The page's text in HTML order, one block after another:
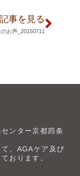
事を見る
お声_20150711
ンター京都四条
、AGAケア及び
おります。